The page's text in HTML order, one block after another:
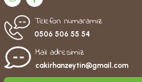
Telefon numaramız
0506 506 55 54
Mail adresimiz
cakirhanzeytin@gmail.com